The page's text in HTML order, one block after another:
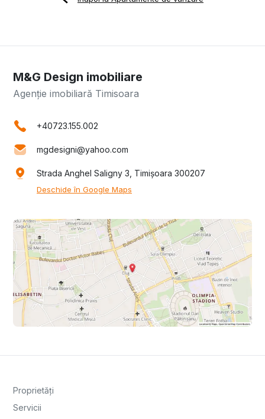
M&G Design imobiliare
Agenție imobiliară Timisoara
+40723.155.002
mgdesigni@yahoo.com
Strada Anghel Saligny 3, Timișoara 300207
Deschide în Google Maps
Proprietăți
Servicii